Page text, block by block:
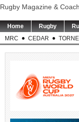
Rugby Magazine &
Home Rugby
MRC
CEDAR